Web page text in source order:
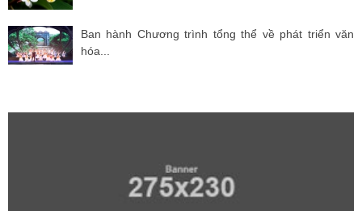
Ban hành Chương trình tổng thể về phát triển văn
hóa...